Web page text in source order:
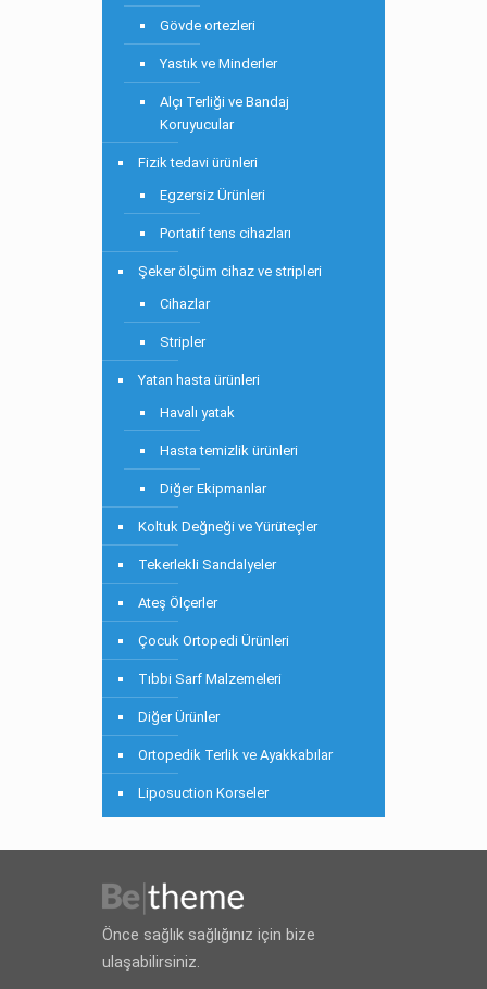
Gövde ortezleri
Yastık ve Minderler
Alçı Terliği ve Bandaj
Koruyucular
Fizik tedavi ürünleri
Egzersiz Ürünleri
Portatif tens cihazları
Şeker ölçüm cihaz ve stripleri
Cihazlar
Stripler
Yatan hasta ürünleri
Havalı yatak
Hasta temizlik ürünleri
Diğer Ekipmanlar
Koltuk Değneği ve Yürüteçler
Tekerlekli Sandalyeler
Ateş Ölçerler
Çocuk Ortopedi Ürünleri
Tıbbi Sarf Malzemeleri
Diğer Ürünler
Ortopedik Terlik ve Ayakkabılar
Liposuction Korseler
Önce sağlık sağlığınız için bize
ulaşabilirsiniz.